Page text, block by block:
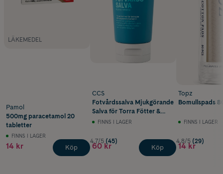
LÄKEMEDEL
Pamol
500mg paracetamol 20
tabletter
FINNS I LAGER
14 kr Köp
CCS
Fotvårdssalva Mjukgörande
Salva för Torra Fötter &
Hård Hud 175 ml
FINNS I LAGER
4.7/5 (45)
60 kr Köp
Topz
Bomullspads
FINNS I LAGER
4.8/5 (29)
14 kr